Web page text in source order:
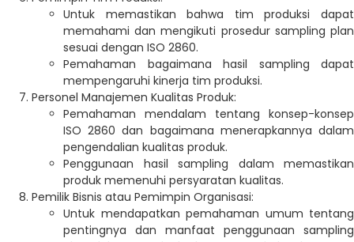
Untuk memastikan bahwa tim produksi dapat
memahami dan mengikuti prosedur sampling plan
sesuai dengan ISO 2860.
Pemahaman bagaimana hasil sampling dapat
mempengaruhi kinerja tim produksi.
Personel Manajemen Kualitas Produk:
Pemahaman mendalam tentang konsep-konsep
ISO 2860 dan bagaimana menerapkannya dalam
pengendalian kualitas produk.
Penggunaan hasil sampling dalam memastikan
produk memenuhi persyaratan kualitas.
Pemilik Bisnis atau Pemimpin Organisasi:
Untuk mendapatkan pemahaman umum tentang
pentingnya dan manfaat penggunaan sampling